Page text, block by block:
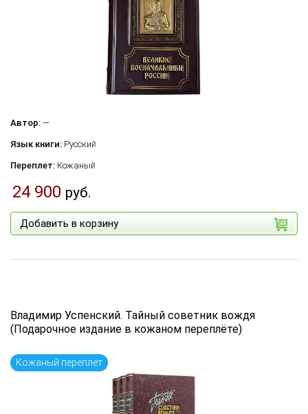
Автор: —
Язык книги: Русский
Переплет: Кожаный
24 900 руб.
Добавить в корзину
Владимир Успенский. Тайный советник вождя
(Подарочное издание в кожаном переплёте)
Кожаный переплёт